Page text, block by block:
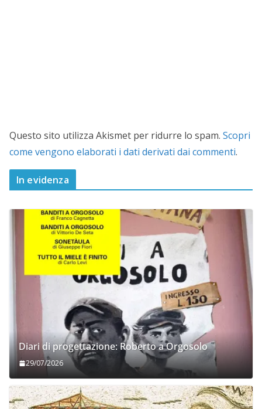
Questo sito utilizza Akismet per ridurre lo spam. Scopri
come vengono elaborati i dati derivati dai commenti.
In evidenza
Diari di progettazione: Roberto a Orgosolo
29/07/2026